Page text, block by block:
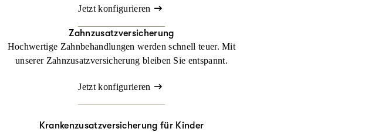
Jetzt konfigurieren
Zahnzusatzversicherung
Hochwertige Zahnbehandlungen werden schnell teuer. Mit
unserer Zahnzusatzversicherung bleiben Sie entspannt.
Jetzt konfigurieren
Krankenzusatz­versicherung für Kinder